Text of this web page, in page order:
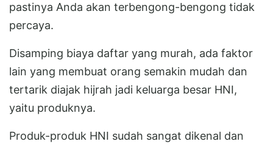
pastinya Anda akan terbengong-bengong tidak
percaya.
Disamping biaya daftar yang murah, ada faktor
lain yang membuat orang semakin mudah dan
tertarik diajak hijrah jadi keluarga besar HNI,
yaitu produknya.
Produk-produk HNI sudah sangat dikenal dan